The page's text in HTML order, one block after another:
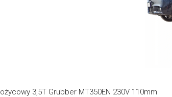
3,5T Grubber MT350EN 230V 110mm